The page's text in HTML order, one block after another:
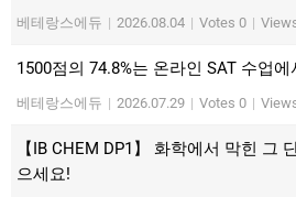
베테랑스에듀 | 2026.08.04 | Votes 0 |
1500점의 74.8%는 온라인 SAT 수업
베테랑스에듀 | 2026.07.29 | Votes 0 |
【IB CHEM DP1】 화학에서 막힌 그
으세요!